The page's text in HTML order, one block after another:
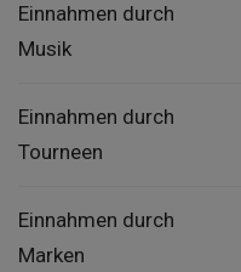
Einnahmen durch
Musik
Einnahmen durch
Tourneen
Einnahmen durch
Marken